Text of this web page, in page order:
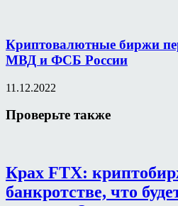
Криптовалютные биржи
МВД и ФСБ России
11.12.2022
Проверьте также
Крах FTX:
банкротстве, что